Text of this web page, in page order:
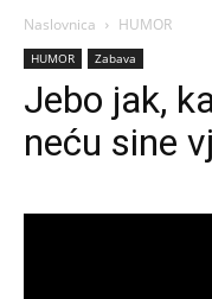
Naslovnica HUMOR
HUMOR Zabava
Jebo jak,
neću sine